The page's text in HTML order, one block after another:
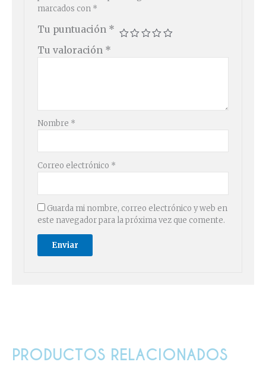
PRODUCTOS RELACIONADOS
marcados con *
Tu puntuación *
Tu valoración *
Nombre *
Correo electrónico *
Guarda mi nombre, correo electrónico y web en
este navegador para la próxima vez que comente.